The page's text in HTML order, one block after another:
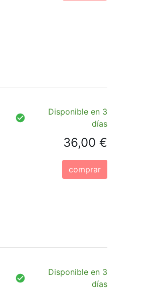
Disponible en 3
días
36,00 €
comprar
Disponible en 3
días